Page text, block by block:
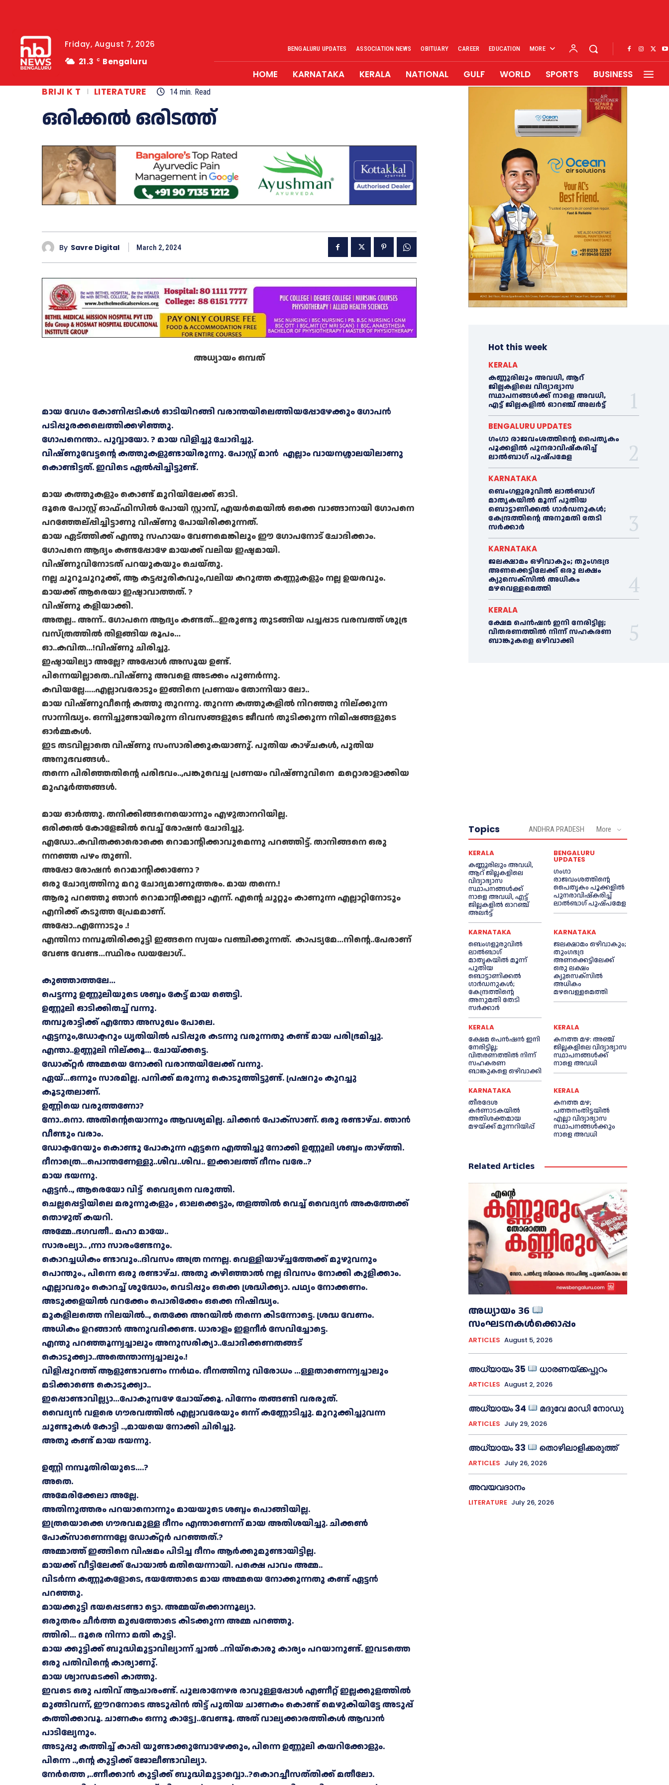
Friday, August 7, 2026
21.3
C Bengaluru
BENGALURU UPDATES ASSOCIATION NEWS OBITUARY CAREER EDUCATION MORE
HOME KARNATAKA KERALA NATIONAL GULF WORLD SPORTS
BUSINESS
BRIJI K T
LITERATURE 14min. Read
ഒരിക്കൽ ഒരിടത്ത്
By Savre Digital March 2, 2024
അധ്യായം ഒമ്പത്
മായ വേഗം കോണിപ്പടികൾ ഓടിയിറങ്ങി വരാന്തയിലെത്തിയപ്പോഴേക്കും ഗോപൻ
പടിപ്പുരക്കലെത്തിക്കഴിഞ്ഞു.
ഗോപനെന്താ.. പുവ്വായോ. ? മായ വിളിച്ചു ചോദിച്ചു.
വിഷ്ണുവേട്ടന്റെ കത്തുകളുണ്ടായിരുന്നു. പോസ്റ്റ് മാൻ എല്ലാം വായനശ്ശാലയിലാണു
കൊണ്ടിട്ടത്. ഇവിടെ ഏൽപ്പിച്ചിട്ടുണ്ട്.
മായ കത്തുകളും കൊണ്ട് മുറിയിലേക്ക് ഓടി.
ദൂരെ പോസ്റ്റ് ഓഫ്ഫിസിൽ പോയി സ്റ്റാമ്പ്, എയർമെയിൽ ഒക്കെ വാങ്ങാനായി ഗോപനെ
പറഞ്ഞേല്പ്പിച്ചിട്ടാണു വിഷ്ണു പോയിരിക്കുന്നത്.
മായ ഏട്ത്തിക്ക് എന്തു സഹായം വേണമെങ്കിലും ഈ ഗോപനോട് ചോദിക്കാം.
ഗോപനെ ആദ്യം കണ്ടപ്പോഴേ മായക്ക് വലിയ ഇഷ്ടമായി.
വിഷ്ണുവിനോടത് പറയുകയും ചെയ്തു.
നല്ല ചുറുചുറുക്ക്, ആ കട്ടപ്പുരികവും,വലിയ കറുത്ത കണ്ണുകളും നല്ല ഉയരവും.
മായക്ക് ആരെയാ ഇഷ്ടാവാത്തത്. ?
വിഷ്ണു കളിയാക്കി.
അതല്ല.. അന്ന്.. ഗോപനെ ആദ്യം കണ്ടത്…ഇരുണ്ടു തുടങ്ങിയ പച്ചപ്പാട വരമ്പത്ത് ശുഭ്ര
വസ്ത്രത്തിൽ തിളങ്ങിയ രൂപം…
ഓ..കവിത…!വിഷ്ണു ചിരിച്ചു.
ഇഷ്ടായില്യാ അല്ലേ? അപ്പോൾ അസൂയ ഉണ്ട്.
പിന്നെയില്ലാതെ..വിഷ്ണു അവളെ അടക്കം പുണർന്നു.
കവിയല്ലേ…..എല്ലാവരോടും ഇങ്ങിനെ പ്രണയം തോന്നിയാ ലോ..
മായ വിഷ്ണുവീന്റെ കത്തു തുറന്നു. തുറന്ന കത്തുകളിൽ നിറഞ്ഞു നില്ക്കുന്ന
സാന്നിദ്ധ്യം. ഒന്നിച്ചുണ്ടായിരുന്ന ദിവസങ്ങളുടെ ജീവൻ തുടിക്കുന്ന നിമിഷങ്ങളുടെ
ഓർമ്മകൾ.
ഇട തടവില്ലാതെ വിഷ്ണു സംസാരിക്കുകയാണു്. പുതിയ കാഴ്ചകൾ, പുതിയ
അനുഭവങ്ങൾ..
തന്നെ പിരിഞ്ഞതിന്റെ പരിഭവം..,പങ്കുവെച്ച പ്രണയം വിഷ്ണുവിനെ മറ്റൊരാളാക്കിയ
മുഹൂർത്തങ്ങൾ.
മായ ഓർത്തു. തനിക്കിങ്ങനെയൊന്നും എഴുതാനറിയില്ല.
ഒരിക്കൽ കോളേജിൽ വെച്ച് രോഷൻ ചോദിച്ചു.
എഡോ..കവിതക്കാരൊക്കെ റൊമാന്റിക്കാവുമെന്നു പറഞ്ഞിട്ട്. താനിങ്ങനെ ഒരു
നനഞ്ഞ പഴം തുണി.
അപ്പോ രോഷൻ റൊമാന്റിക്കാണോ ?
ഒരു ചോദ്യത്തിനു മറു ചോദ്യമാണുത്തരം. മായ തന്നെ.!
ആരു പറഞ്ഞു ഞാൻ റൊമാന്റിക്കല്ലാ എന്ന്. എന്റെ ചുറ്റും കാണുന്ന എല്ലാറ്റിനോടും
എനിക്ക് കടുത്ത പ്രേമമാണ്.
അപ്പോ..എന്നോടും .!
എന്തിനാ നമ്പൂതിരിക്കുട്ടി ഇങ്ങനെ സ്വയം വഞ്ചിക്കുന്നത്. കാപട്യമേ…നിന്റെ..പേരാണ്
വേണ്ട വേണ്ട…സ്ഥിരം ഡയലോഗ്..
കുഞ്ഞാത്തലേ…
പെട്ടന്നു ഉണ്ണുലിയുടെ ശബ്ദം കേട്ട് മായ ഞെട്ടി.
ഉണ്ണൂലി ഓടിക്കിതച്ച് വന്നു.
തമ്പുരാട്ടിക്ക് എന്തോ അസുഖം പോലെ.
ഏട്ടനും,ഡോക്ടറും ധൃതിയിൽ പടിപ്പുര കടന്നു വരുന്നതു കണ്ട് മായ പരിഭ്രമിച്ചു.
എന്താ..ഉണ്ണൂലി നില്ക്കൂ… ചോയ്ക്കട്ടെ.
ഡോക്റ്റർ അമ്മയെ നോക്കി വരാന്തയിലേക്ക് വന്നു.
ഏയ്…ഒന്നും സാരമില്ല. പനിക്ക് മരുന്നു കൊടുത്തിട്ടുണ്ട്. പ്രഷറും കുറച്ചു
കൂടുതലാണ്.
ഉണ്ണിയെ വരുത്തണോ?
നോ..നൊ. അതിന്റെയൊന്നും ആവശ്യമില്ല. ചിക്കൻ പോക്സാണ്. ഒരു രണ്ടാഴ്ച. ഞാൻ
വീണ്ടും വരാം.
ഡോക്ടറേയും കൊണ്ടു പോകുന്ന ഏട്ടനെ എത്തിച്ചു നോക്കി ഉണ്ണൂലി ശബ്ദം താഴ്ത്തി.
ദീനാത്രെ…പൊന്തണേള്ളു..ശിവ..ശിവ.. ഇക്കാലത്ത് ദീനം വരേ..?
മായ ഭയന്നു.
ഏട്ടൻ.., ആരെയോ വിട്ട് വൈദ്യനെ വരുത്തി.
ചെല്ലപ്പെട്ടിയിലെ മരുന്നുകളും , ഓലക്കെട്ടും, തളത്തിൽ വെച്ച് വൈദ്യൻ അകത്തേക്ക്
തൊഴുത് കയറി.
അമ്മേ..ഭഗവതീ.. മഹാ മായേ..
സാരംല്യാ.. ,ന്നാ സാരംണ്ടേനും.
കൊറച്ചധികം ണ്ടാവും..ദിവസം അത്ര നന്നല്ല. വെള്ളിയാഴ്ച്ചത്തേക്ക് മുഴുവനും
പൊന്തും., പിന്നെ ഒരു രണ്ടാഴ്ച. അതു കഴിഞ്ഞാൽ നല്ല ദിവസം നോക്കി കുളിക്കാം.
എല്ലാവരും കൊറച്ച് ശുദ്ധോം, വെടിപ്പും ഒക്കെ ശ്രദ്ധിക്ക്യാ. പഥ്യം നോക്കണം.
അടുക്കളയിൽ വറക്കേം പൊരിക്കേം ഒക്കെ നിഷിദ്ധ്യം.
മുകളിലത്തെ നിലയിൽ.., തെക്കേ അറയിൽ തന്നെ കിടന്നോട്ടെ. ശ്രദ്ധ വേണം.
അധികം ഉറങ്ങാൻ അനുവദിക്കണ്ട. ധാരാളം ഇളനീർ സേവിച്ചോട്ടെ.
എന്തു പറഞ്ഞൂന്ന്വച്ചാലും അനുസരിക്യാ..ചോദിക്കണതങ്ങട്
കൊടുക്ക്വാ..അതെന്താന്ന്വച്ചാലും.!
വിളിപ്പുറത്ത് ആളുണ്ടാവണം ന്നർഥം. ദീനത്തിനു വിരോധം …ള്ളതാണെന്ന്വച്ചാലും
മടിക്കാണ്ടെ കൊടുക്ക്വാ..
ഇപ്പൊണ്ടാവില്ല്യാ…പോകുമ്പഴേ ചോയ്ക്കൂ. പിന്നേം തങ്ങണ്ടി വരരുത്.
വൈദ്യൻ വളരെ ഗൗരവത്തിൽ എല്ലാവരേയും ഒന്ന് കണ്ണോടിച്ചു. മുറുക്കിച്ചുവന്ന
ചുണ്ടുകൾ കോട്ടി ..,മായയെ നോക്കി ചിരിച്ചു.
അതു കണ്ട് മായ ഭയന്നു.
ഉണ്ണി നമ്പൂതിരിയുടെ….?
അതെ.
അമേരിക്കേലാ അല്ലേ.
അതിനുത്തരം പറയാനൊന്നും മായയുടെ ശബ്ദം പൊങ്ങിയില്ല.
ഇത്രയൊക്കെ ഗൗരവമുള്ള ദീനം എന്താണെന്ന് മായ അതിശയിച്ചു. ചിക്കൺ
പോക്സാണെന്നല്ലേ ഡോക്റ്റർ പറഞ്ഞത്.?
അമ്മാത്ത് ഇങ്ങിനെ വിഷമം പിടിച്ച ദീനം ആർക്കുമുണ്ടായിട്ടില്ല.
മായക്ക് വീട്ടിലേക്ക് പോയാൽ മതിയെന്നായി. പക്ഷെ പാവം അമ്മ..
വിടർന്ന കണ്ണൂകളോടെ, ഭയത്തോടെ മായ അമ്മയെ നോക്കുന്നതു കണ്ട് ഏട്ടൻ
പറഞ്ഞു.
മായക്കുട്ടി ഭയപ്പെടണ്ടാ ട്ടൊ. അമ്മയ്ക്കൊന്നൂല്യാ.
ഒരുതരം ചീർത്ത മുഖത്തോടെ കിടക്കുന്ന അമ്മ പറഞ്ഞു.
ത്തിരി… ദൂരെ നിന്നാ മതി കുട്ടി.
മായ ക്കുട്ടിക്ക് ബുദ്ധിമുട്ടാവില്യാന്ന് ച്ചാൽ ..നിയ്കൊരു കാര്യം പറയാനുണ്ട്. ഇവടത്തെ
ഒരു പതിവിന്റെ കാര്യാണു്.
മായ ശ്വാസമടക്കി കാത്തു.
ഇവടെ ഒരു പതിവ് ആചാരംണ്ട്. പുലരാനേഴര രാവുള്ളപ്പോൾ എണീറ്റ് ഇല്ലക്കുളത്തിൽ
മുങ്ങിവന്ന്, ഈറനോടെ അടുപ്പിൻ തിട്ട് പുതിയ ചാണകം കൊണ്ട് മെഴുകിയിട്ടേ അടുപ്പ്
കത്തിക്കാവൂ. ചാണകം ഒന്നു കാട്ട്വേ..വേണ്ടൂ. അത് വാല്യക്കാരത്തികൾ ആവാൻ
പാടില്യേനും.
അടുപ്പു കത്തിച്ച് കാപ്പി യുണ്ടാക്കുമ്പോഴേക്കും, പിന്നെ ഉണ്ണൂലി കയറിക്കോളും.
പിന്നെ ..,ന്റെ കുട്ടിക്ക് ജോലീണ്ടാവില്യാ.
നേർത്തെ ,..ണീക്കാൻ കുട്ടിക്ക് ബുദ്ധിമുട്ടാവ്വൊ..?കൊറച്ചീസത്തിക്ക് മതീലോ.
Hot this week
KERALA
കണ്ണൂരിലും അവധി, ആറ്
ജില്ലകളിലെ വിദ്യാഭ്യാസ
സ്ഥാപനങ്ങൾക്ക് നാളെ അവധി,
എട്ട് ജില്ലകളിൽ ഓറഞ്ച് അലർട്ട്
BENGALURU UPDATES
ഗംഗാ രാജവംശത്തിന്റെ പൈതൃകം
പൂക്കളിൽ പുനരാവിഷ്‌കരിച്ച്
ലാൽബാഗ് പുഷ്പമേള
KARNATAKA
ബെംഗളൂരുവിൽ ലാൽബാഗ്
മാതൃകയിൽ മൂന്ന് പുതിയ
ബൊട്ടാണിക്കൽ ഗാർഡനുകൾ;
കേന്ദ്രത്തിന്റെ അനുമതി തേടി
സർക്കാർ
KARNATAKA
ജലക്ഷാമം ഒഴിവാകും; തുംഗഭദ്ര
അണക്കെട്ടിലേക്ക് ഒരു ലക്ഷം
ക്യുസെക്സില്‍ അധികം
മഴവെള്ളമെത്തി
KERALA
ക്ഷേമ പെൻഷൻ ഇനി നേരിട്ടില്ല;
വിതരണത്തിൽ നിന്ന് സഹകരണ
ബാങ്കുകളെ ഒഴിവാക്കി
Topics ANDHRA PRADESH More
KERALA
കണ്ണൂരിലും അവധി,
ആറ് ജില്ലകളിലെ
വിദ്യാഭ്യാസ
സ്ഥാപനങ്ങൾക്ക്
നാളെ അവധി, എട്ട്
ജില്ലകളിൽ ഓറഞ്ച്
അലർട്ട്
BENGALURU
UPDATES
ഗംഗാ
രാജവംശത്തിന്റെ
പൈതൃകം പൂക്കളിൽ
പുനരാവിഷ്‌കരിച്ച്
ലാൽബാഗ് പുഷ്പമേള
KARNATAKA
ബെംഗളൂരുവിൽ
ലാൽബാഗ്
മാതൃകയിൽ മൂന്ന്
പുതിയ
ബൊട്ടാണിക്കൽ
ഗാർഡനുകൾ;
കേന്ദ്രത്തിന്റെ
അനുമതി തേടി
സർക്കാർ
KARNATAKA
ജലക്ഷാമം ഒഴിവാകും;
തുംഗഭദ്ര
അണക്കെട്ടിലേക്ക്
ഒരു ലക്ഷം
ക്യുസെക്സില്‍
അധികം
മഴവെള്ളമെത്തി
KERALA
ക്ഷേമ പെൻഷൻ ഇനി
നേരിട്ടില്ല;
വിതരണത്തിൽ നിന്ന്
സഹകരണ
ബാങ്കുകളെ ഒഴിവാക്കി
KERALA
കനത്ത മഴ: അഞ്ച്
ജില്ലകളിലെ വിദ്യാഭ്യാസ
സ്ഥാപനങ്ങൾക്ക്
നാളെ അവധി
KARNATAKA
തീരദേശ
കർണാടകയിൽ
അതിശക്തമായ
മഴയ്ക്ക് മുന്നറിയിപ്പ്
KERALA
കനത്ത മഴ;
പത്തനംതിട്ടയില്‍
എല്ലാ വിദ്യാഭ്യാസ
സ്ഥാപനങ്ങള്‍ക്കും
നാളെ അവധി
Related Articles
അധ്യായം 36
സംഘടനകൾക്കൊപ്പം
ARTICLES August 5, 2026
അധ്യായം 35 ധാരണയ്ക്കപ്പുറം
ARTICLES August 2, 2026
അധ്യായം 34 മദുവേ മാഡി നോഡു
ARTICLES July 29, 2026
അധ്യായം 33 തൊഴിലാളിക്കരുത്ത്
ARTICLES July 26, 2026
അവയവദാനം
LITERATURE July 26, 2026